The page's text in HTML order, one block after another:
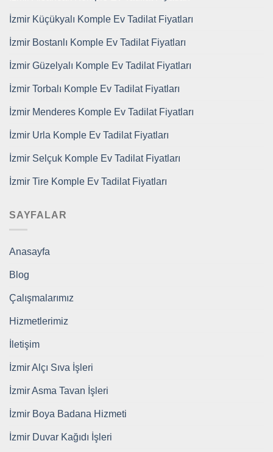
İzmir Küçükyalı Komple Ev Tadilat Fiyatları
İzmir Bostanlı Komple Ev Tadilat Fiyatları
İzmir Güzelyalı Komple Ev Tadilat Fiyatları
İzmir Torbalı Komple Ev Tadilat Fiyatları
İzmir Menderes Komple Ev Tadilat Fiyatları
İzmir Urla Komple Ev Tadilat Fiyatları
İzmir Selçuk Komple Ev Tadilat Fiyatları
İzmir Tire Komple Ev Tadilat Fiyatları
SAYFALAR
Anasayfa
Blog
Çalışmalarımız
Hizmetlerimiz
İletişim
İzmir Alçı Sıva İşleri
İzmir Asma Tavan İşleri
İzmir Boya Badana Hizmeti
İzmir Duvar Kağıdı İşleri